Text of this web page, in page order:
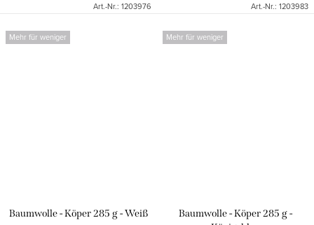
Art.-Nr.: 1203976 Art.-Nr.: 1203983
Mehr für weniger
Baumwolle - Köper 285 g - Weiß
Mehr für weniger
Baumwolle - Köper 285 g -